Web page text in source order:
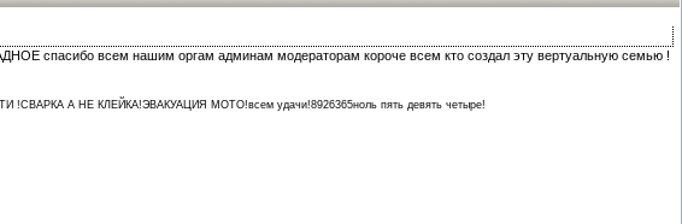
спасибо всем нашим оргам админам модераторам короче всем кто создал эту вертуальную семью !
А НЕ КЛЕЙКА!ЭВАКУАЦИЯ МОТО!всем удачи!8926365ноль пять девять четыре!